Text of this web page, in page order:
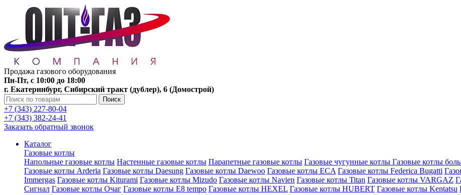
Продажа газового оборудования
Пн-Пт, с 10:00 до 18:00
г. Екатеринбург, Сибирский тракт (дублер), 6 (Домострой)
Поиск
+7 (343) 227-80-04
+7 (343) 382-24-41
Заказать обратный звонок
Каталог
Газовые котлы
Напольные газовые котлы Настенные газовые котлы Парапетные газовые котлы Газовые чугунные котлы Газовые котлы
Газовые котлы Arderia Газовые котлы Daesung Газовые котлы Daewoo Газовые котлы ECA Газовые котлы Federica Bugatti
Immergas Газовые котлы Kiturami Газовые котлы Mizudo Газовые котлы Navien Газовые котлы Titan Газовые котлы VARGAZ
Сигнал Газовые котлы Очаг Газовые котлы E8 tempo Газовые котлы HEXEL Газовые котлы HUBERT Газовые котлы Kentatsu